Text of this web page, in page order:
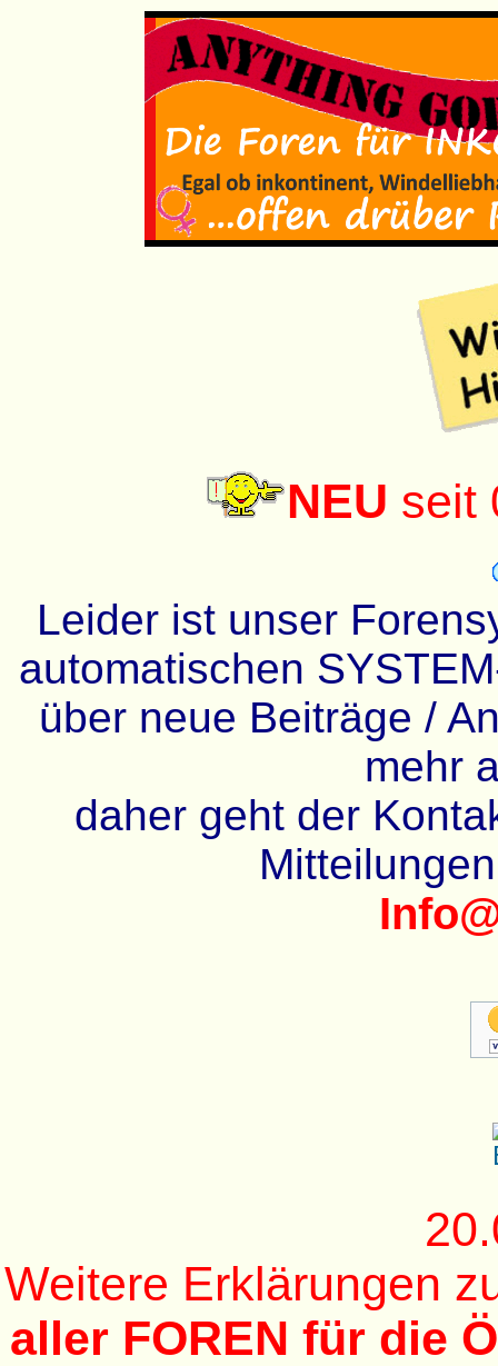
NEU seit
Leider ist unser
automatischen
über neue Beiträge /
mehr
daher geht der
Weitere Erklärungen
aller FOREN für die